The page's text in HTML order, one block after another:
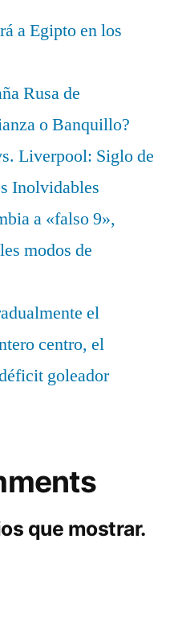
a Egipto en los
Rusa de
o Banquillo?
Liverpool: Siglo de
Inolvidables
a «falso 9»,
modos de
el
centro, el
goleador
que mostrar.